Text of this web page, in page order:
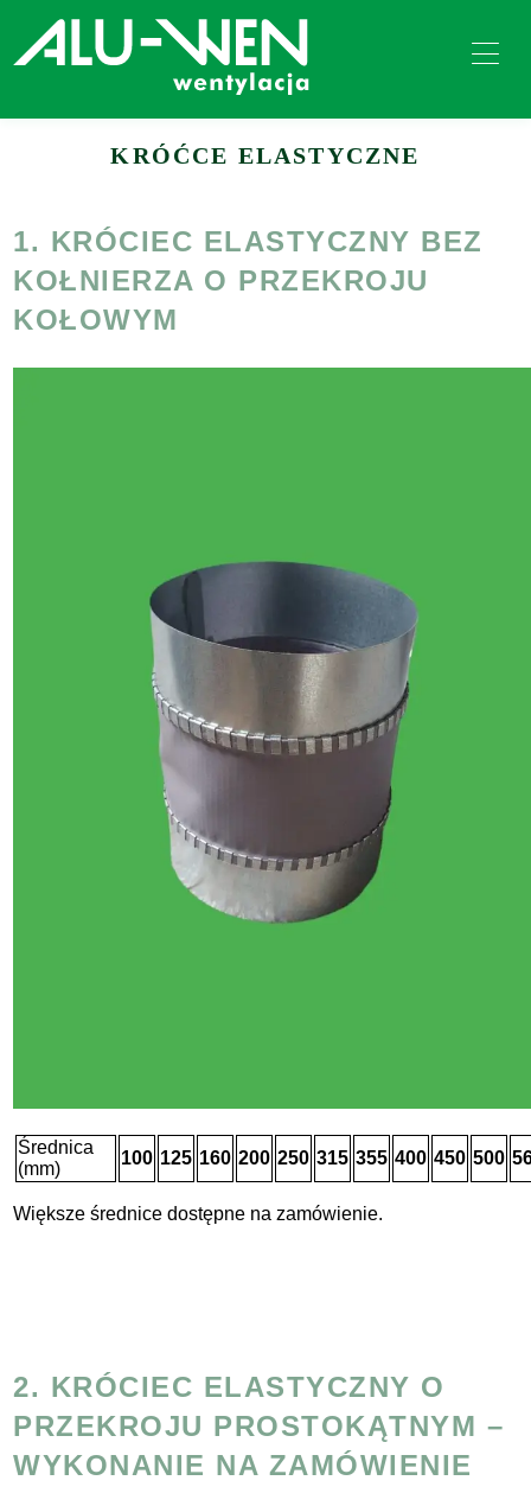
KRÓĆCE ELASTYCZNE
1. KRÓCIEC ELASTYCZNY BEZ
KOŁNIERZA O PRZEKROJU
KOŁOWYM
Średnica
(mm)
100 125 160 200 250 315 355 400 450 500
Większe średnice dostępne na zamówienie.
2. KRÓCIEC ELASTYCZNY O
PRZEKROJU PROSTOKĄTNYM –
WYKONANIE NA ZAMÓWIENIE